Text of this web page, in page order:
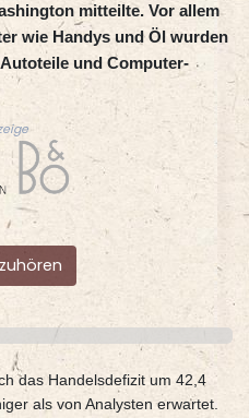
mitteilte. Vor allem
wie Handys und Öl wurden
und Computer-
das Handelsdefizit um 42,4
als von Analysten erwartet.